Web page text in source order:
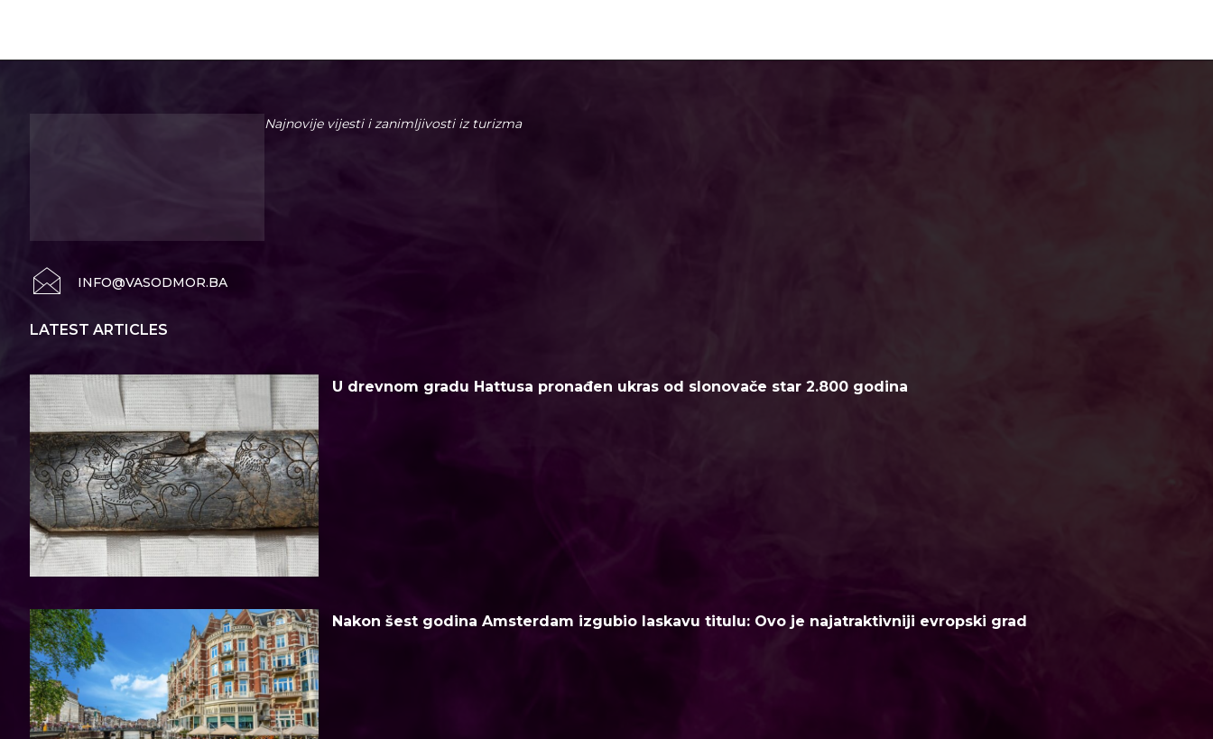
Najnovije vijesti i zanimljivosti iz turizma
INFO@VASODMOR.BA
LATEST ARTICLES
U drevnom gradu Hattusa pronađen ukras od slonovače star 2.800 godina
Nakon šest godina Amsterdam izgubio laskavu titulu: Ovo je najatraktivniji evropski grad